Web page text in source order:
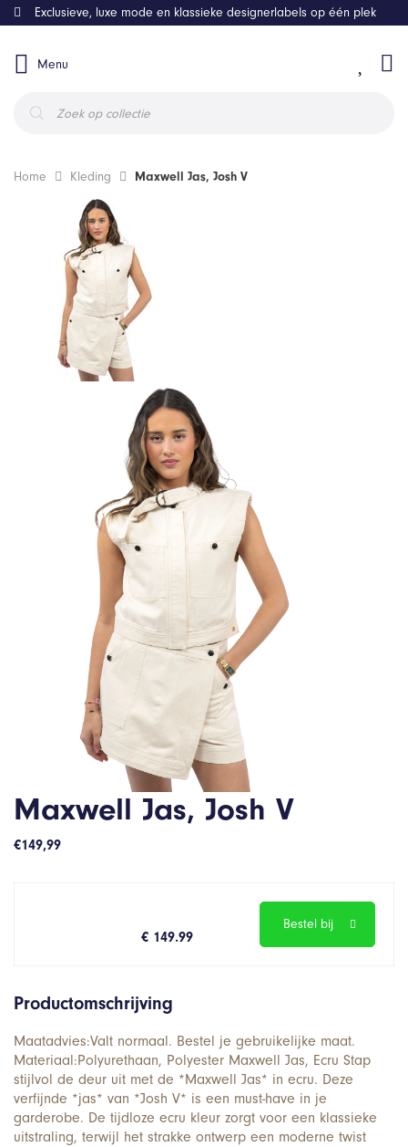
Menu
zoeken
Exclusieve, luxe mode en klassieke designerlabels op één plek
Home Kleding Maxwell Jas, Josh V
Maxwell Jas, Josh V
€149,99
€ 149.99
Bestel bij
Productomschrijving
Maatadvies:Valt normaal. Bestel je gebruikelijke maat.
Materiaal:Polyurethaan, Polyester Maxwell Jas, Ecru Stap
stijlvol de deur uit met de *Maxwell Jas* in ecru. Deze
verfijnde *jas* van *Josh V* is een must-have in je
garderobe. De tijdloze ecru kleur zorgt voor een klassieke
uitstraling, terwijl het strakke ontwerp een moderne twist